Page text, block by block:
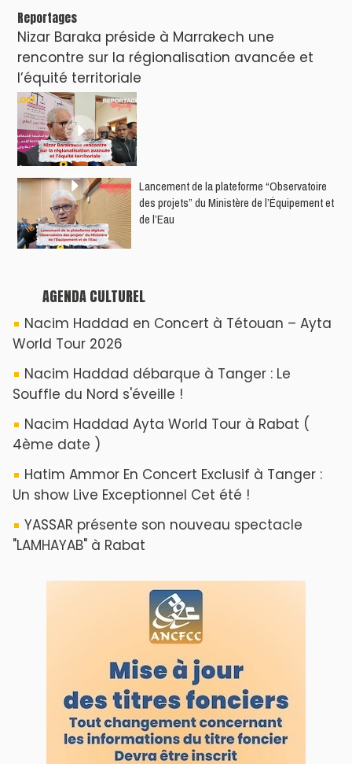
Reportages
Nizar Baraka préside à Marrakech une
rencontre sur la régionalisation avancée et
l’équité territoriale
​Lancement de la plateforme “Observatoire
des projets” du Ministère de l’Équipement et
de l’Eau
AGENDA CULTUREL
Nacim Haddad en Concert à Tétouan – Ayta
World Tour 2026
Nacim Haddad débarque à Tanger : Le
Souffle du Nord s'éveille !
Nacim Haddad Ayta World Tour à Rabat (
4ème date )
Hatim Ammor En Concert Exclusif à Tanger :
Un show Live Exceptionnel Cet été !
YASSAR présente son nouveau spectacle
"LAMHAYAB" à Rabat